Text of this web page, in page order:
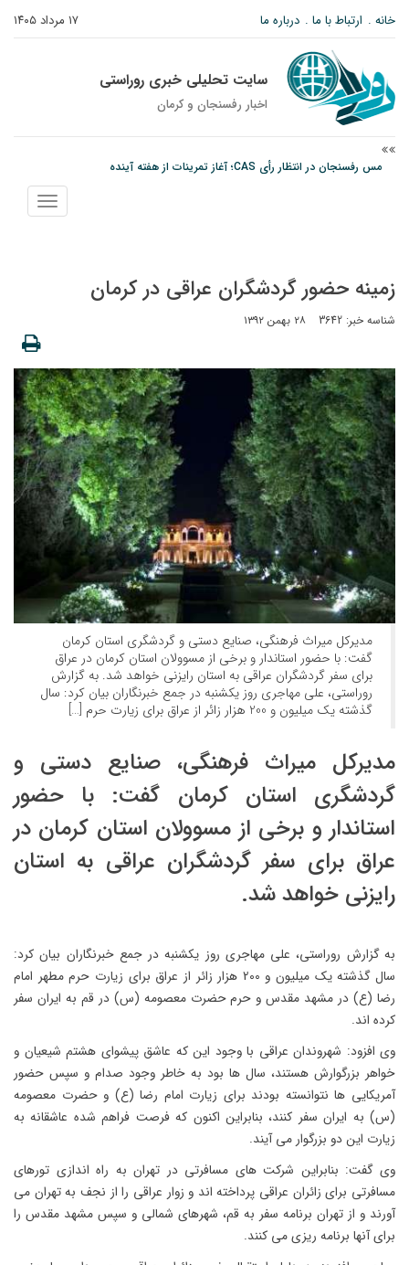
۱۷ مرداد ۱۴۰۵ خانه ارتباط با ما درباره ما
سایت تحلیلی خبری روراستی
اخبار رفسنجان و كرمان
مس رفسنجان در انتظار رأی CAS؛ آغاز تمرینات از هفته آینده
پیام رئیس کل دادگستری استان کرمان به مناسبت ۱۷ مردادماه سالروز شهادت شهید
نمایش
منو
زمینه حضور گردشگران عراقی در کرمان
شناسه خبر: 3642 ۲۸ بهمن ۱۳۹۲
مدیرکل میراث فرهنگی، صنایع دستی و گردشگری استان کرمان
گفت: با حضور استاندار و برخی از مسوولان استان کرمان در عراق
برای سفر گردشگران عراقی به استان رایزنی خواهد شد. به گزارش
روراستی، علی مهاجری روز یکشنبه در جمع خبرنگاران بیان کرد: سال
گذشته یک میلیون و 200 هزار زائر از عراق برای زیارت حرم […]
مدیرکل میراث فرهنگی، صنایع دستی و
گردشگری استان کرمان گفت: با حضور
استاندار و برخی از مسوولان استان کرمان در
عراق برای سفر گردشگران عراقی به استان
رایزنی خواهد شد.
به گزارش روراستی، علی مهاجری روز یکشنبه در جمع خبرنگاران بیان کرد:
سال گذشته یک میلیون و 200 هزار زائر از عراق برای زیارت حرم مطهر امام
رضا (ع) در مشهد مقدس و حرم حضرت معصومه (س) در قم به ایران سفر
کرده اند.
وی افزود: شهروندان عراقی با وجود این که عاشق پیشوای هشتم شیعیان و
خواهر بزرگوارش هستند، سال ها بود به خاطر وجود صدام و سپس حضور
آمریکایی ها نتوانسته بودند برای زیارت امام رضا (ع) و حضرت معصومه
(س) به ایران سفر کنند، بنابراین اکنون که فرصت فراهم شده عاشقانه به
زیارت این دو بزرگوار می آیند.
وی گفت: بنابراین شرکت های مسافرتی در تهران به راه اندازی تورهای
مسافرتی برای زائران عراقی پرداخته اند و زوار عراقی را از نجف به تهران می
آورند و از تهران برنامه سفر به قم، شهرهای شمالی و سپس مشهد مقدس را
برای آنها برنامه ریزی می کنند.